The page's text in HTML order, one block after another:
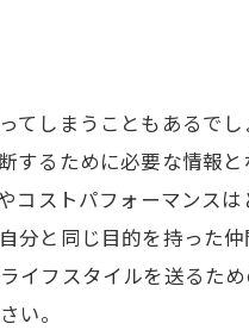
てしまうこともあるで
するために必要な情報と
コストパフォーマンス
分と同じ目的を持った
イフスタイルを送るた
い。